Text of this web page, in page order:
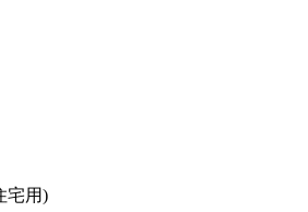
宅用)